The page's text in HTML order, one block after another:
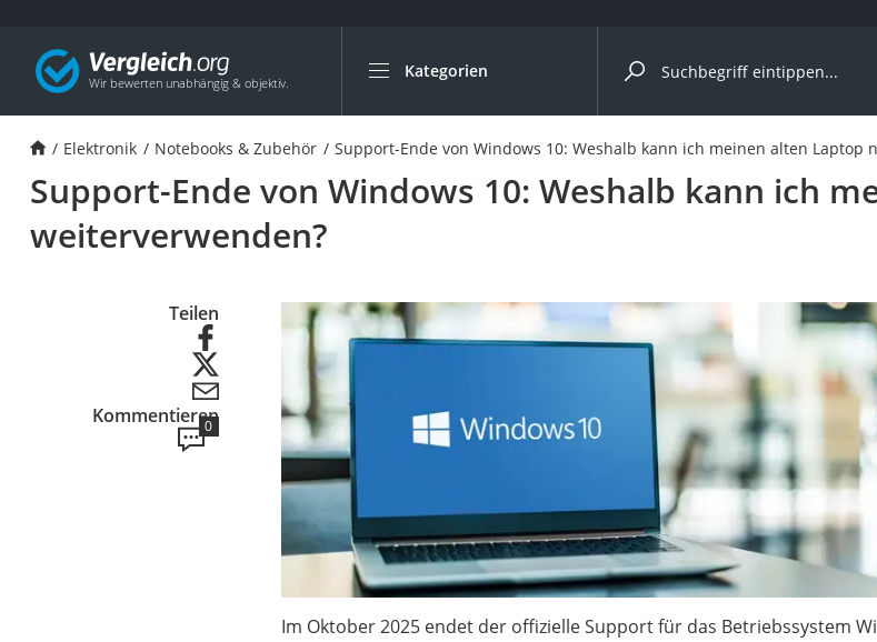
Kategorien
Die beliebtesten Vergleiche nach Kategorie
Elektronik
Powerstation
Monitor 32 Zoll 4K
Desktop-PC
Monitor
Laser-Multifunktionsdrucker
Powerline-Adapter
Powerstation mit Solarpanel
Gaming-PC
Soundbar
17-Zoll-Laptop
Satellitenschüssel
Elektronik Notebooks & Zubehör Support-Ende von Windows 10: Weshalb kann ich meinen alten Laptop
Support-Ende von Windows 10: Weshalb kann ich
weiterverwenden?
Teilen
Kommentieren
0
Im Oktober 2025 endet der offizielle Support für das Betriebssystem